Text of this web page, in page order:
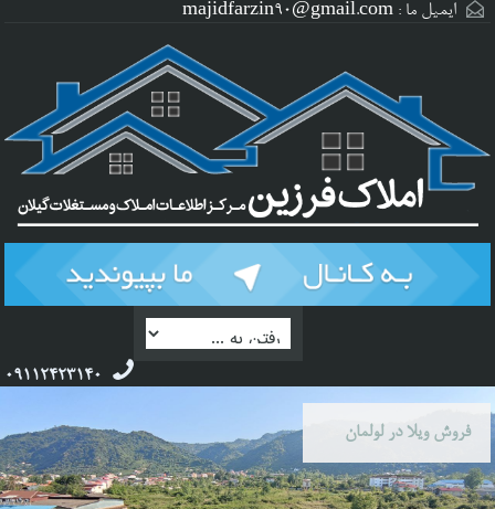
ایمیل ما : majidfarzin90@gmail.com
09112423140
فروش ویلا در لولمان